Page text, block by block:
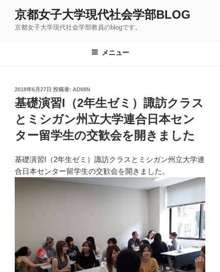
京都女子大学現代社会学部BLOG
京都女子大学現代社会学部教員のblogです。
メニュー
投
稿
日:
2018年6月27日 投稿者: ADMIN
基礎演習I（2年生ゼミ）諏訪クラス
とミシガン州立大学連合日本セン
ター留学生の交歓会を開きました
基礎演習I（2年生ゼミ）諏訪クラスとミシガン州立大学連
合日本センター留学生の交歓会を開きました。